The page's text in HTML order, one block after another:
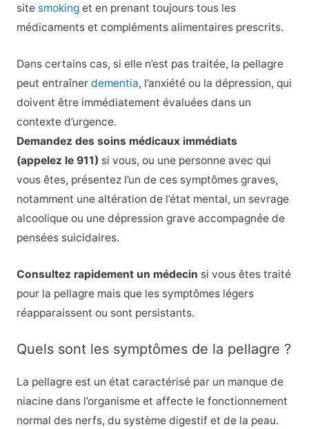
site smokinget en prenant toujours tous les
médicaments et compléments alimentaires prescrits.
Dans certains cas, si elle n’est pas traitée, la pellagre
peut entraîner dementia, l’anxiété ou la dépression, qui
doivent être immédiatement évaluées dans un
contexte d’urgence.
Demandez des soins médicaux immédiats
(appelez le 911) si vous, ou une personne avec qui
vous êtes, présentez l’un de ces symptômes graves,
notamment une altération de l’état mental, un sevrage
alcoolique ou une dépression grave accompagnée de
pensées suicidaires.
Consultez rapidement un médecin si vous êtes traité
pour la pellagre mais que les symptômes légers
réapparaissent ou sont persistants.
Quels sont les symptômes de la pellagre ?
La pellagre est un état caractérisé par un manque de
niacine dans l’organisme et affecte le fonctionnement
normal des nerfs, du système digestif et de la peau.